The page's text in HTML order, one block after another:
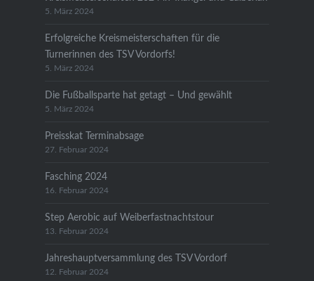
5. März 2024
Erfolgreiche Kreismeisterschaften für die
Turnerinnen des TSV Vordorfs!
5. März 2024
Die Fußballsparte hat getagt – Und gewählt
5. März 2024
Preisskat Terminabsage
27. Februar 2024
Fasching 2024
16. Februar 2024
Step Aerobic auf Weiberfastnachtstour
13. Februar 2024
Jahreshauptversammlung des TSV Vordorf
12. Februar 2024